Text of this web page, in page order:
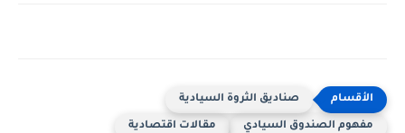
صناديق الثروة السيادية
مفهوم الصندوق السيادي مقالات اقتصادية